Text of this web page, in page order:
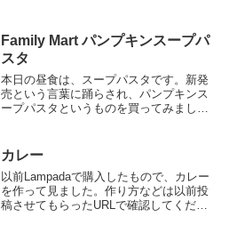
Family Mart パンプキンスープパ
スタ
本日の昼食は、スープパスタです。新発
売という言葉に踊らされ、パンプキンス
ープパスタというものを買ってみまし
キンスープにパスタを入れただけの品物
で、寒い時期の品物だからか...
カレー
以前Lampadaで購入したもので、カレー
を作って見ました。作り方などは以前投
稿させてもらったURLで確認してくださ